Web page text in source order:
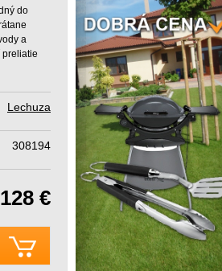
do
a
preliatie
Lechuza
308194
128 €